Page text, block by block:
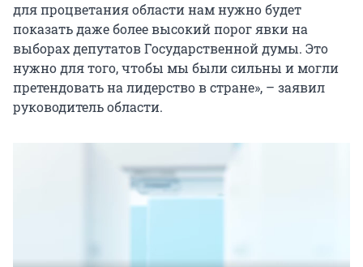
для процветания области нам нужно будет
показать даже более высокий порог явки на
выборах депутатов Государственной думы. Это
нужно для того, чтобы мы были сильны и могли
претендовать на лидерство в стране», – заявил
руководитель области.